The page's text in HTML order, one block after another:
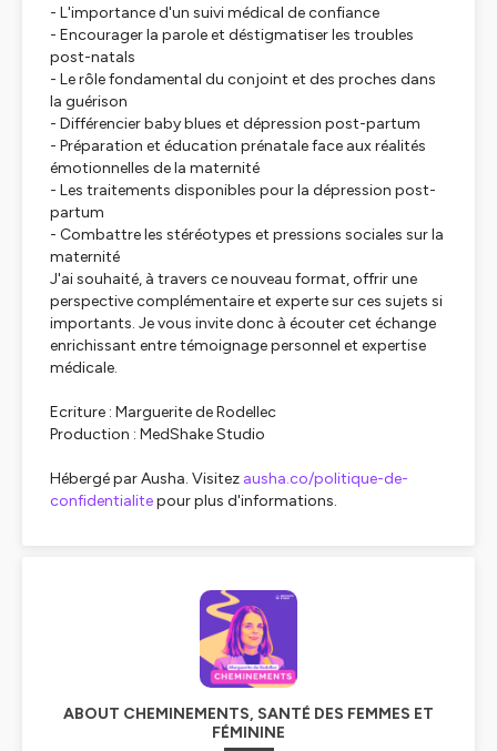
- L'importance d'un suivi médical de confiance
- Encourager la parole et déstigmatiser les troubles
post-natals
- Le rôle fondamental du conjoint et des proches dans
la guérison
- Différencier baby blues et dépression post-partum
- Préparation et éducation prénatale face aux réalités
émotionnelles de la maternité
- Les traitements disponibles pour la dépression post-
partum
- Combattre les stéréotypes et pressions sociales sur la
maternité
J'ai souhaité, à travers ce nouveau format, offrir une
perspective complémentaire et experte sur ces sujets si
importants. Je vous invite donc à écouter cet échange
enrichissant entre témoignage personnel et expertise
médicale.
Ecriture : Marguerite de Rodellec
Production : MedShake Studio
Hébergé par Ausha. Visitez ausha.co/politique-de-
confidentialitepour plus d'informations.
ABOUT CHEMINEMENTS, SANTÉ DES FEMMES ET
FÉMININE